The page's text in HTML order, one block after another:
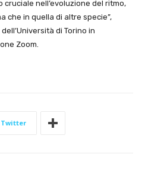
nell’evoluzione del ritmo,
che in quella di altre specie”,
di Torino in
Zoom.
Twitter